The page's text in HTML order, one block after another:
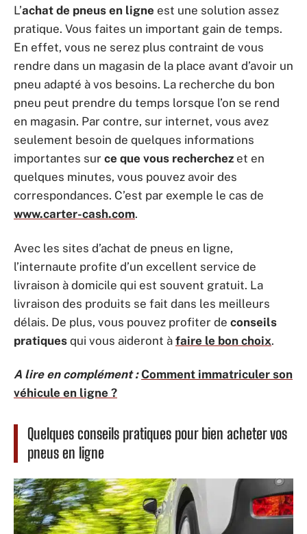
L’achat de pneus en ligne est une solution assez
pratique. Vous faites un important gain de temps.
En effet, vous ne serez plus contraint de vous
rendre dans un magasin de la place avant d’avoir un
pneu adapté à vos besoins. La recherche du bon
pneu peut prendre du temps lorsque l’on se rend
en magasin. Par contre, sur internet, vous avez
seulement besoin de quelques informations
importantes sur ce que vous recherchez et en
quelques minutes, vous pouvez avoir des
correspondances. C’est par exemple le cas de
www.carter-cash.com.
Avec les sites d’achat de pneus en ligne,
l’internaute profite d’un excellent service de
livraison à domicile qui est souvent gratuit. La
livraison des produits se fait dans les meilleurs
délais. De plus, vous pouvez profiter de conseils
pratiques qui vous aideront à faire le bon choix.
A lire en complément : Comment immatriculer son
véhicule en ligne ?
Quelques conseils pratiques pour bien acheter vos
pneus en ligne